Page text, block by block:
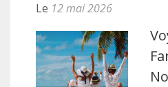
Le 12 mai 2026